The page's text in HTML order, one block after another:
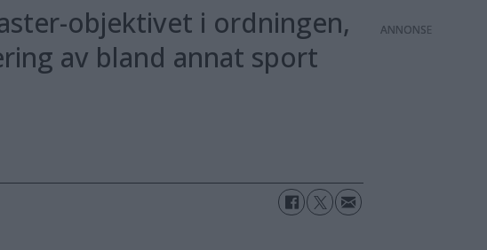
objektivet i ordningen,
av bland annat sport
ANNONS